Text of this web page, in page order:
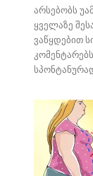
არსებობს
ყველაზე
ვაწყდებით